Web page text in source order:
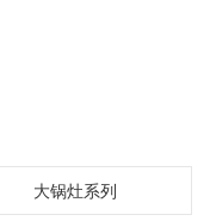
大锅灶系列